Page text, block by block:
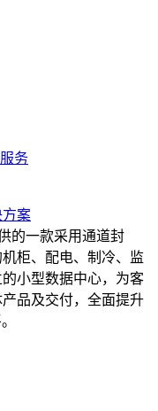
务
案
的一款采用通道封
柜、配电、制冷、监
小型数据中心，为客
品及交付，全面提升